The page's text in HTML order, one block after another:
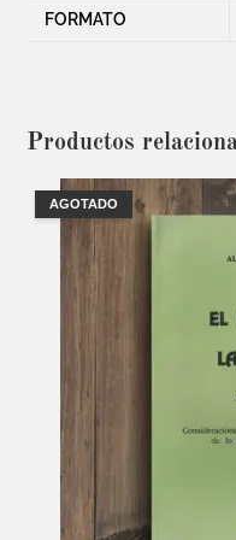
FORMATO
Productos
AGOTADO